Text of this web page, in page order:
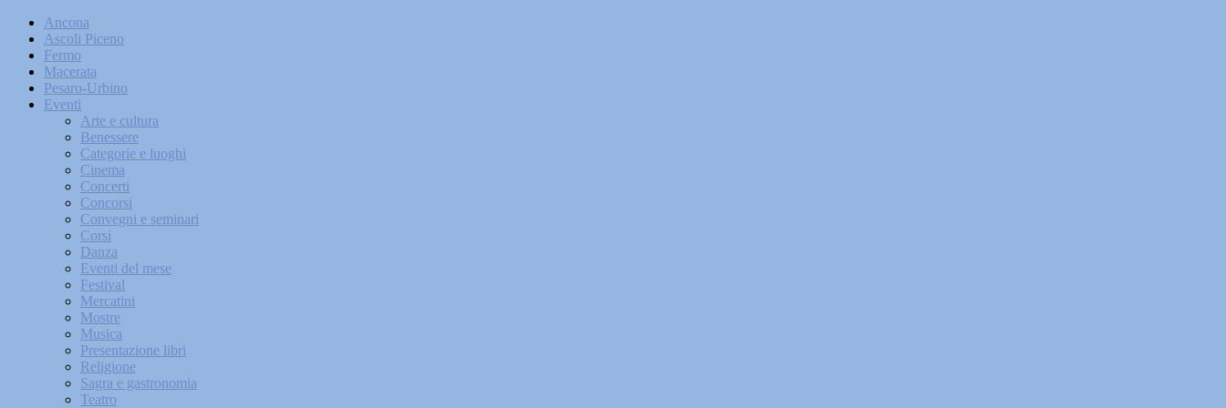
Ancona
Ascoli Piceno
Fermo
Macerata
Pesaro-Urbino
Eventi
Arte e cultura
Benessere
Categorie e luoghi
Cinema
Concerti
Concorsi
Convegni e seminari
Corsi
Danza
Eventi del mese
Festival
Mercatini
Mostre
Musica
Presentazione libri
Religione
Sagra e gastronomia
Teatro